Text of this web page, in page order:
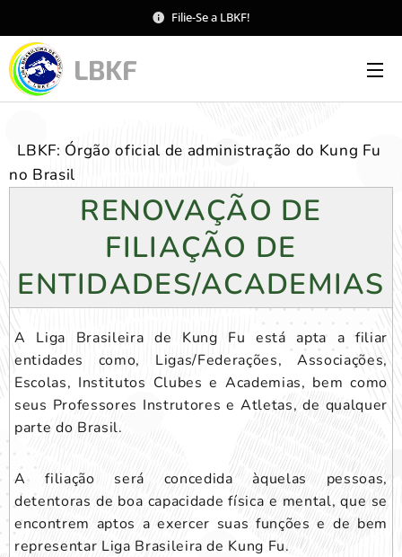
Filie-Se a LBKF!
LBKF
LBKF: Órgão oficial de administração do Kung Fu
no Brasil
RENOVAÇÃO DE
FILIAÇÃO DE
ENTIDADES/ACADEMIAS
A Liga Brasileira de Kung Fu está apta a filiar
entidades como, Ligas/Federações, Associações,
Escolas, Institutos Clubes e Academias, bem como
seus Professores Instrutores e Atletas, de qualquer
parte do Brasil.
A filiação será concedida àquelas pessoas,
detentoras de boa capacidade física e mental, que se
encontrem aptos a exercer suas funções e de bem
representar Liga Brasileira de Kung Fu.